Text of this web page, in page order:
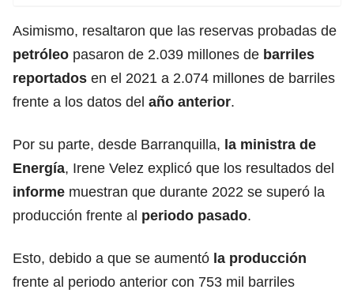
Asimismo, resaltaron que las reservas probadas de
petróleo pasaron de 2.039 millones de barriles
reportados en el 2021 a 2.074 millones de barriles
frente a los datos del año anterior.
Por su parte, desde Barranquilla, la ministra de
Energía, Irene Velez explicó que los resultados del
informe muestran que durante 2022 se superó la
producción frente al periodo pasado.
Esto, debido a que se aumentó la producción
frente al periodo anterior con 753 mil barriles